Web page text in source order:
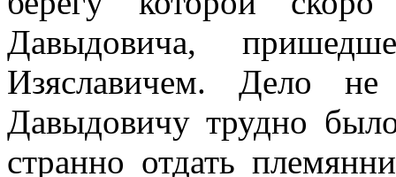
Давыдовича,
Изяславичем. Дело
Давыдовичу трудно
странно отдать